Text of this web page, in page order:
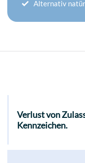
Alternativ
Verlust von
Kennzeichen.